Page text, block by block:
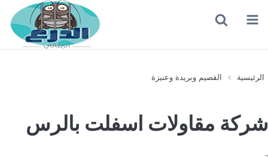
القائمة
الرئيسية القصيم وبريدة وعنيزة
شركة مقاولات اسفلت بالرس